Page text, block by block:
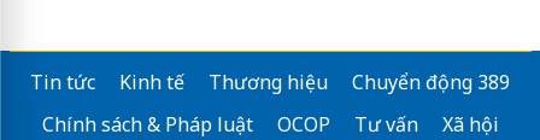
Tin tức Kinh tế Thương hiệu
Chuyển động 389
Chính sách & Pháp luật
OCOP Tư vấn
Xã hội